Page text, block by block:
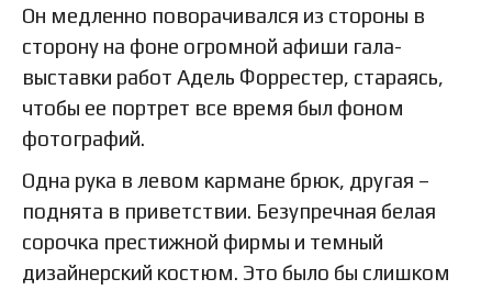
Он медленно поворачивался из стороны в
сторону на фоне огромной афиши гала-
выставки работ Адель Форрестер, стараясь,
чтобы ее портрет все время был фоном
фотографий.
Одна рука в левом кармане брюк, другая –
поднята в приветствии. Безупречная белая
сорочка престижной фирмы и темный
дизайнерский костюм. Это было бы слишком